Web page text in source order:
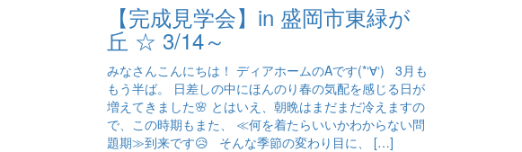
【完成見学会】in 盛岡市東緑が
丘 ☆ 3/14～
みなさんこんにちは！ ディアホームのAです(*‘∀‘) 3月も
もう半ば。 日差しの中にほんのり春の気配を感じる日が
増えてきました🌸 とはいえ、朝晩はまだまだ冷えますの
で、この時期もまた、 ≪何を着たらいいかわからない問
題期≫到来です😥 そんな季節の変わり目に、 […]